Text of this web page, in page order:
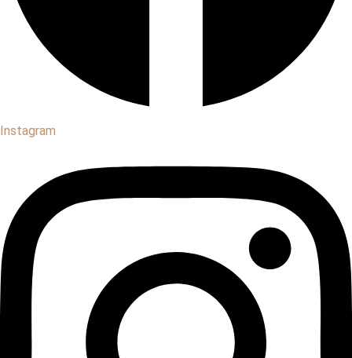
Instagram